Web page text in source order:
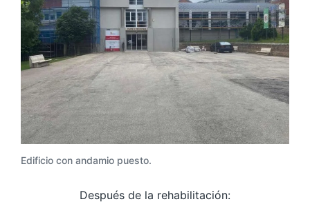
Edificio con andamio puesto.
Después de la rehabilitación: